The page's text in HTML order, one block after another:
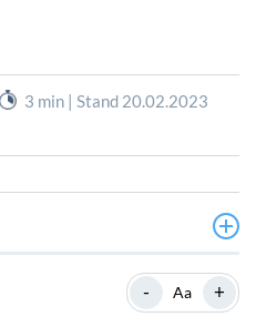
3 min | Stand 20.02.2023
sich gut!
- Aa +